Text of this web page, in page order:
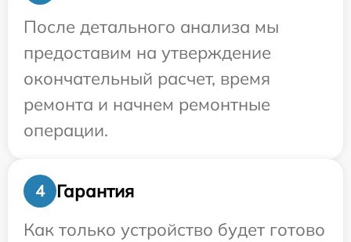
После детального анализа мы
предоставим на утверждение
окончательный расчет, время
ремонта и начнем ремонтные
операции.
4
Гарантия
Как только устройство будет готово